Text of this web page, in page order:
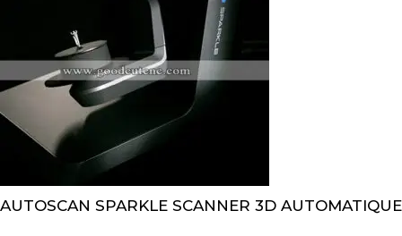
AUTOSCAN SPARKLE SCANNER 3D AUTOMATIQUE